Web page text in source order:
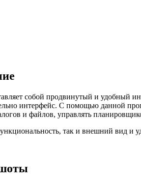
собой продвинутый и удобный
интерфейс. С помощью данной
и файлов, управлять
так и внешний вид и